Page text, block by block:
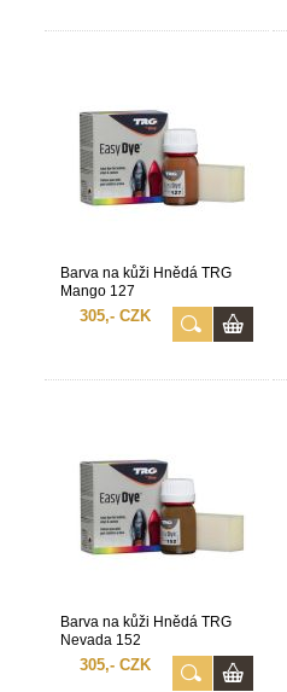
Barva na kůži Hnědá TRG
Mango 127
305,- CZK
Barva na kůži Hnědá TRG
Nevada 152
305,- CZK